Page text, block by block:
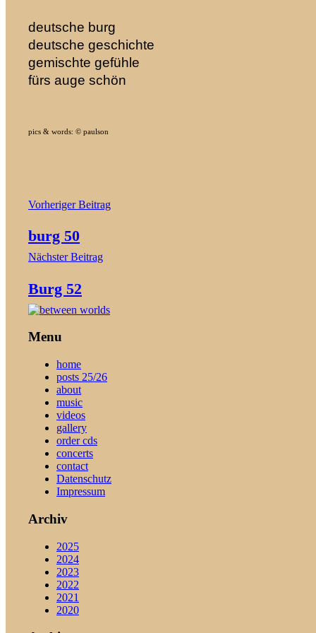
deutsche burg
deutsche geschichte
gemischte gefühle
fürs auge schön
pics & words: © paulson
Beitragsnavigation
Vorheriger Beitrag
burg 50
Nächster Beitrag
Burg 52
Menu
home
posts 25/26
about
music
videos
gallery
order cds
concerts
contact
Datenschutz
Impressum
Archiv
2025
2024
2023
2022
2021
2020